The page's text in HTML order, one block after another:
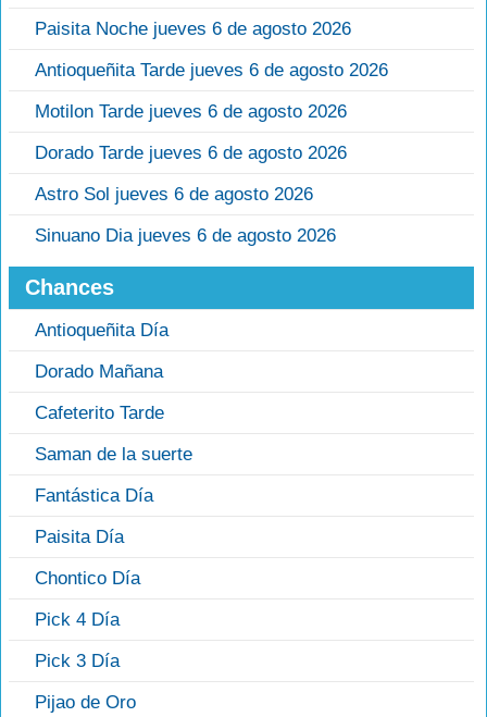
Paisita Noche jueves 6 de agosto 2026
Antioqueñita Tarde jueves 6 de agosto 2026
Motilon Tarde jueves 6 de agosto 2026
Dorado Tarde jueves 6 de agosto 2026
Astro Sol jueves 6 de agosto 2026
Sinuano Dia jueves 6 de agosto 2026
Chances
Antioqueñita Día
Dorado Mañana
Cafeterito Tarde
Saman de la suerte
Fantástica Día
Paisita Día
Chontico Día
Pick 4 Día
Pick 3 Día
Pijao de Oro